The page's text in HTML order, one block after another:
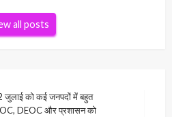
all posts
को कई जनपदों में बहुत
DEOC और प्रशासन को